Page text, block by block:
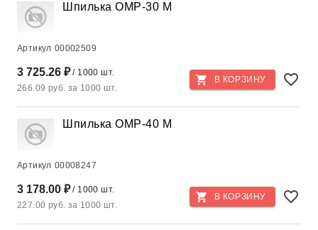
Шпилька ОМР-30 М
Артикул 00002509
3 725.26 ₽/ 1000 шт.
266.09 руб. за 1000 шт.
В КОРЗИНУ
Шпилька ОМР-40 М
Артикул 00008247
3 178.00 ₽/ 1000 шт.
227.00 руб. за 1000 шт.
В КОРЗИНУ